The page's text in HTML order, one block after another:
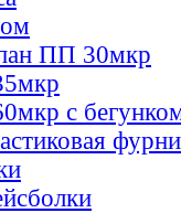
ПП 30мкр
с